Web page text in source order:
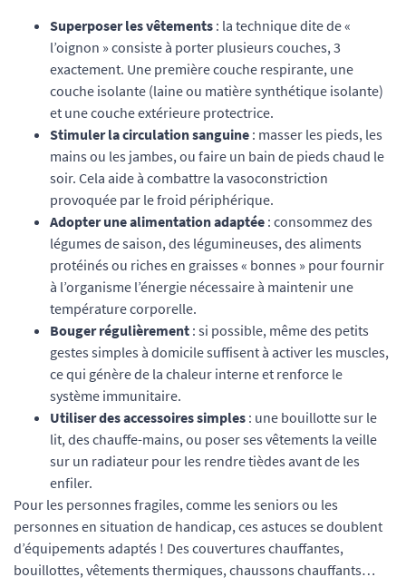
Superposer les vêtements : la technique dite de «
l’oignon » consiste à porter plusieurs couches, 3
exactement. Une première couche respirante, une
couche isolante (laine ou matière synthétique isolante)
et une couche extérieure protectrice.
Stimuler la circulation sanguine : masser les pieds, les
mains ou les jambes, ou faire un bain de pieds chaud le
soir. Cela aide à combattre la vasoconstriction
provoquée par le froid périphérique.
Adopter une alimentation adaptée : consommez des
légumes de saison, des légumineuses, des aliments
protéinés ou riches en graisses « bonnes » pour fournir
à l’organisme l’énergie nécessaire à maintenir une
température corporelle.
Bouger régulièrement : si possible, même des petits
gestes simples à domicile suffisent à activer les muscles,
ce qui génère de la chaleur interne et renforce le
système immunitaire.
Utiliser des accessoires simples : une bouillotte sur le
lit, des chauffe-mains, ou poser ses vêtements la veille
sur un radiateur pour les rendre tièdes avant de les
enfiler.
Pour les personnes fragiles, comme les seniors ou les
personnes en situation de handicap, ces astuces se doublent
d’équipements adaptés ! Des couvertures chauffantes,
bouillottes, vêtements thermiques, chaussons chauffants…